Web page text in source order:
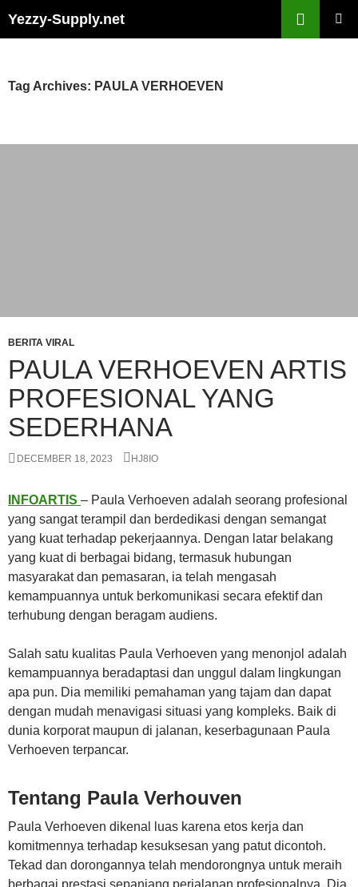
Yezzy-Supply.net
Tag Archives: PAULA VERHOEVEN
BERITA VIRAL
PAULA VERHOEVEN ARTIS
PROFESIONAL YANG
SEDERHANA
DECEMBER 18, 2023 HJ8IO
INFOARTIS – Paula Verhoeven adalah seorang profesional
yang sangat terampil dan berdedikasi dengan semangat
yang kuat terhadap pekerjaannya. Dengan latar belakang
yang kuat di berbagai bidang, termasuk hubungan
masyarakat dan pemasaran, ia telah mengasah
kemampuannya untuk berkomunikasi secara efektif dan
terhubung dengan beragam audiens.
Salah satu kualitas Paula Verhoeven yang menonjol adalah
kemampuannya beradaptasi dan unggul dalam lingkungan
apa pun. Dia memiliki pemahaman yang tajam dan dapat
dengan mudah menavigasi situasi yang kompleks. Baik di
dunia korporat maupun di jalanan, keserbagunaan Paula
Verhoeven terpancar.
Tentang Paula Verhouven
Paula Verhoeven dikenal luas karena etos kerja dan
komitmennya terhadap kesuksesan yang patut dicontoh.
Tekad dan dorongannya telah mendorongnya untuk meraih